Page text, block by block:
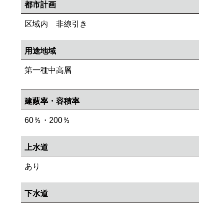
都市計画
区域内 非線引き
用途地域
第一種中高層
建蔽率・容積率
60％・200％
上水道
あり
下水道